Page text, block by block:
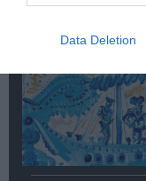
Data Deletion